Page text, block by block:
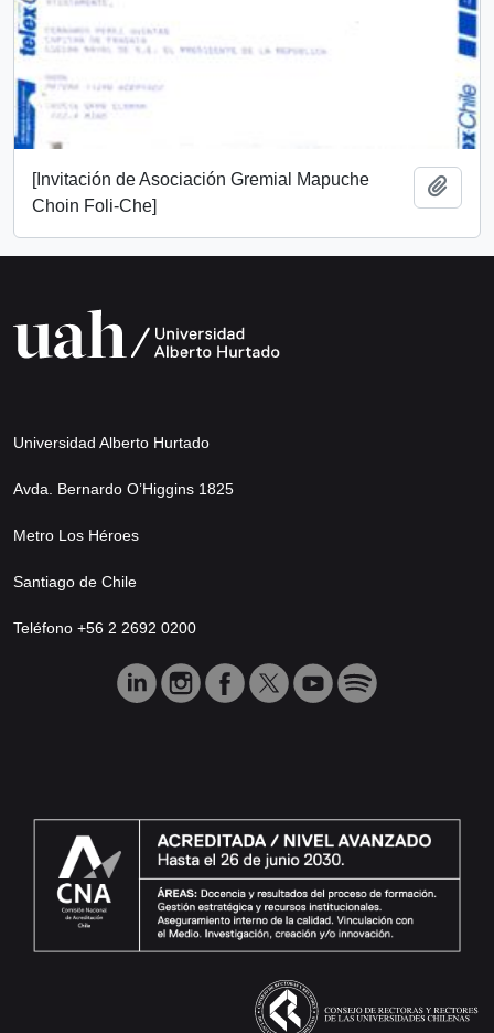
[Invitación de Asociación Gremial Mapuche
Choin Foli-Che]
Universidad Alberto Hurtado
Avda. Bernardo O’Higgins 1825
Metro Los Héroes
Santiago de Chile
Teléfono +56 2 2692 0200